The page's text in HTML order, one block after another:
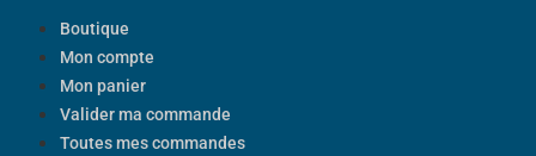
Boutique
Mon compte
Mon panier
Valider ma commande
Toutes mes commandes